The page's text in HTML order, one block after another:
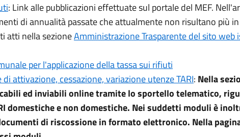
: Link alle pubblicazioni effettuate sul portale del MEF.
di annualità passate che attualmente non risultano più
atti nella sezioneAmministrazione Trasparente del sito
per l'applicazione della tassa sui rifiuti
attivazione, cessazione, variazione utenze TARI: Nella
ed inviabili online tramite lo sportello telematico,
domestiche e non domestiche. Nei suddetti moduli è
di riscossione in formato elettronico. Nella